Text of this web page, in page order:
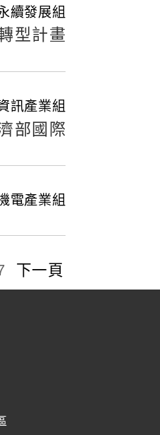
續發展組
型計畫
訊產業組
部國際
電產業組
下一頁